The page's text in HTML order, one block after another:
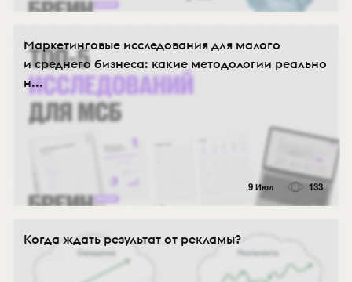
Маркетинговые исследования для малого
и среднего бизнеса: какие методологии реально
н...
9 Июл 133
Когда ждать результат от рекламы?